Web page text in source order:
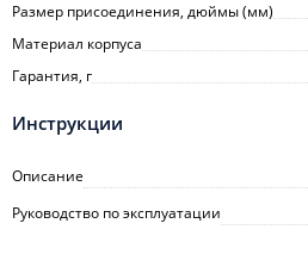
Размер присоединения, дюймы (мм)
Материал корпуса
Гарантия, г
Инструкции
Описание
Руководство по эксплуатации